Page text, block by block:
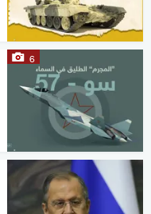
6